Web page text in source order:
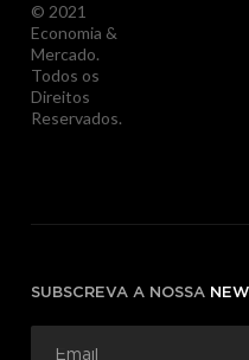
© 2021
Economia &
Mercado.
Todos os
Direitos
Reservados.
SUBSCREVA A NOSSA